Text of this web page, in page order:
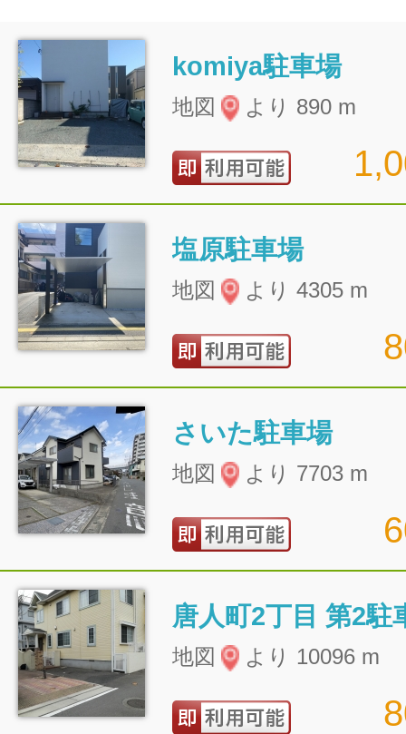
komiya駐車場
地図 より 890 m
塩原駐車場
地図 より 4305 m
さいた駐車場
地図 より 7703 m
唐人町2丁目 第2駐
地図 より 10096 m